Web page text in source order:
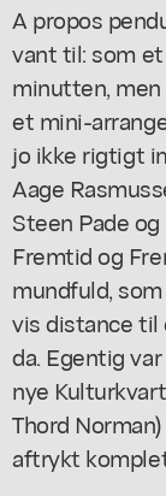
A propos
vant til: som
minutten,
et mini-
jo ikke rigtigt
Aage
Steen Pade
Fremtid og
mundfuld,
vis distance til
da. Egentig
nye
Thord
aftrykt